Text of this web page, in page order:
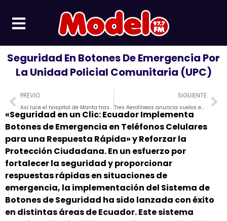
contenido
Seguridad En Botones De Emergencia Por
La Unidad Policial Comunitaria (UPC)
Prev
PREVIO
Así luce el hospital de Manta tras el asesinato del alcalde Agustín Intriago
SIGUIENTE
Tres Aerolíneas anuncia vuelos en el Ecuador en el 2024
«Seguridad en un Clic: Ecuador Implementa
Botones de Emergencia en Teléfonos Celulares
para una Respuesta Rápida» y Reforzar la
Protección Ciudadana. En un esfuerzo por
fortalecer la seguridad y proporcionar
respuestas rápidas en situaciones de
emergencia, la implementación del Sistema de
Botones de Seguridad ha sido lanzada con éxito
en distintas áreas de Ecuador. Este sistema